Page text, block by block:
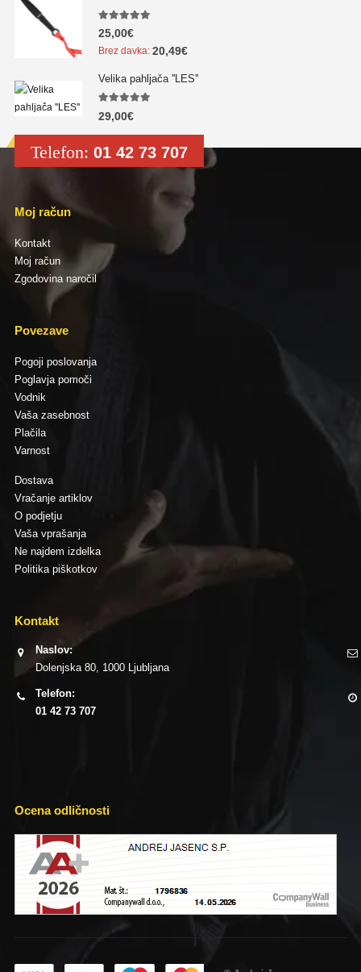
5.00out of 5
25,00€
Brez davka: 20,49€
Velika pahljača ''LES''
5.00out of 5
29,00€
Telefon: 01 42 73 707
Moj račun
Kontakt
Moj račun
Zgodovina naročil
Povezave
Pogoji poslovanja
Poglavja pomoči
Vodnik
Vaša zasebnost
Plačila
Varnost
Dostava
Vračanje artiklov
O podjetju
Vaša vprašanja
Ne najdem izdelka
Politika piškotkov
Kontakt
Naslov:
Dolenjska 80, 1000 Ljubljana
Telefon:
01 42 73 707
Ocena odličnosti